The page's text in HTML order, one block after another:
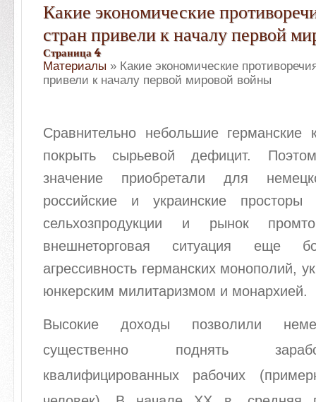
Какие экономические
стран привели к началу первой
Страница 4
Материалы » Какие экономические
привели к началу первой мировой войны
Сравнительно небольшие германские
покрыть сырьевой дефицит.
значение приобретали для
российские и украинские
сельхозпродукции и рынок
внешнеторговая ситуация еще
агрессивность германских монополий,
юнкерским милитаризмом и монархией.
Высокие доходы позволили
существенно поднять
квалифицированных рабочих